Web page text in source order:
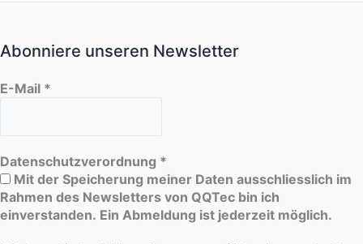
Abonniere unseren Newsletter
E-Mail *
Datenschutzverordnung *
Mit der Speicherung meiner Daten ausschliesslich im
Rahmen des Newsletters von QQTec bin ich
einverstanden. Ein Abmeldung ist jederzeit möglich.